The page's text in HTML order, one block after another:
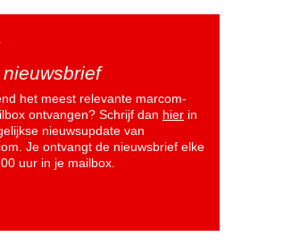
het meest relevante marcom-
ontvangen? Schrijf dan hier in
nieuwsupdate van
Je ontvangt de nieuwsbrief elke
uur in je mailbox.